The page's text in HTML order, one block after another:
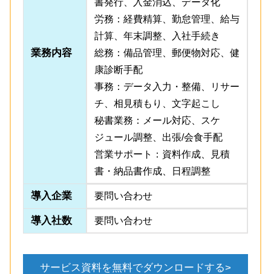
業務内容
労務：経費精算、勤怠管理、給与
計算、年末調整、入社手続き
総務：備品管理、郵便物対応、健
康診断手配
事務：データ入力・整備、リサー
チ、相見積もり、文字起こし
秘書業務：メール対応、スケ
ジュール調整、出張/会食手配
営業サポート：資料作成、見積
書・納品書作成、日程調整
導入企業 要問い合わせ
導入社数 要問い合わせ
サービス資料を無料でダウンロードする>